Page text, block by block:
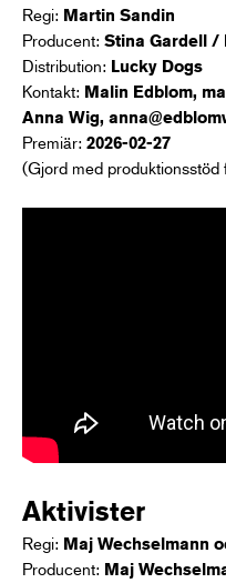
Regi: Martin Sandin
Producent: Stina Gardell /
Distribution: Lucky Dogs
Kontakt: Malin Edblom,
Anna Wig,
Premiär: 2026-02-27
(Gjord med
Aktivister
Regi: Maj Wechselmann
Producent: Maj